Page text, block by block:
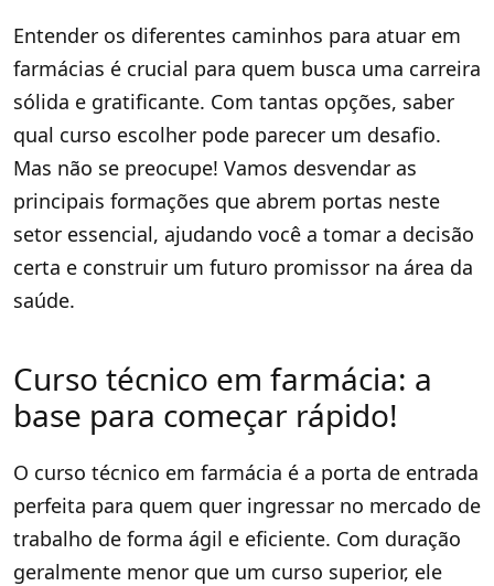
Entender os diferentes caminhos para atuar em
farmácias é crucial para quem busca uma carreira
sólida e gratificante. Com tantas opções, saber
qual curso escolher pode parecer um desafio.
Mas não se preocupe! Vamos desvendar as
principais formações que abrem portas neste
setor essencial, ajudando você a tomar a decisão
certa e construir um futuro promissor na área da
saúde.
Curso técnico em farmácia: a
base para começar rápido!
O curso técnico em farmácia é a porta de entrada
perfeita para quem quer ingressar no mercado de
trabalho de forma ágil e eficiente. Com duração
geralmente menor que um curso superior, ele